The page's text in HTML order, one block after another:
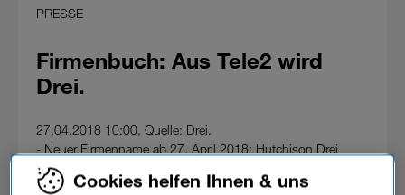
PRESSE
Firmenbuch: Aus Tele2 wird
Drei.
27.04.2018 10:00, Quelle: Drei.
- Neuer Firmenname ab 27. April 2018: Hutchison Drei
Austria GmbH.
- Rechtliche Verschmelzung beider Unternehmen als
Cookies helfen Ihnen & uns